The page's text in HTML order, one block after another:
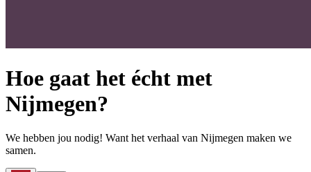
Hoe gaat het écht met
Nijmegen?
We hebben jou nodig! Want het verhaal van Nijmegen maken we
samen.